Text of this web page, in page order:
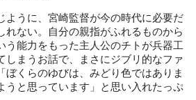
ように、宮崎監督が今の時代に必要だ
れない。自分の親指がふれるものから
う能力をもった主人公のチトが兵器工
しまうお話で、まさにジブリ的なファ
ぼくらのゆびは、みどり色ではありま
うと思っています」と思い入れたっぷ